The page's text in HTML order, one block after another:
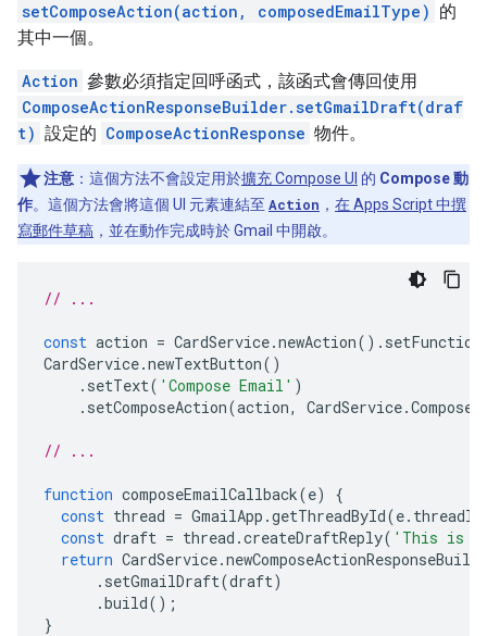
setComposeAction(action, composedEmailType) 的
其中一個。
Action 參數必須指定回呼函式，該函式會傳回使用
ComposeActionResponseBuilder.setGmailDraft(draf
t) 設定的 ComposeActionResponse 物件。
注意 ：這個方法不會設定用於擴充 Compose UI 的 Compose 動
作。這個方法會將這個 UI 元素連結至 Action ， 在 Apps Script 中撰
寫郵件草稿 ，並在動作完成時於 Gmail 中開啟。
// ...
const action = CardService.newAction().
CardService.newTextButton()
. setText( 'Compose Email' )
. setComposeAction(action, CardService.
// ...
function composeEmailCallback(e)
{
const thread = GmailApp .getThreadById(e. threadId
const draft = thread .createDraftReply( 'This is
return CardService.
. setGmailDraft(draft)
.build();
}